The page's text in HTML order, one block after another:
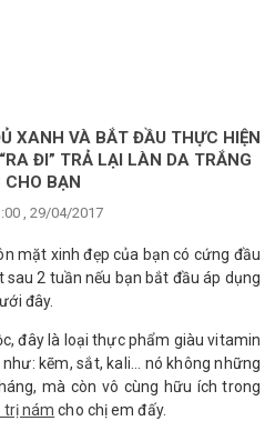
XANH VÀ BẮT ĐẦU THỰC HIỆN
ĐI” TRẢ LẠI LÀN DA TRẮNG
CHO BẠN
, 29/04/2017
mặt xinh đẹp của bạn có cứng đầu
2 tuần nếu bạn bắt đầu áp dụng
đây.
đây là loại thực phẩm giàu vitamin
kẽm, sắt, kali… nó không những
mà còn vô cùng hữu ích trong
trị nám cho chị em đấy.